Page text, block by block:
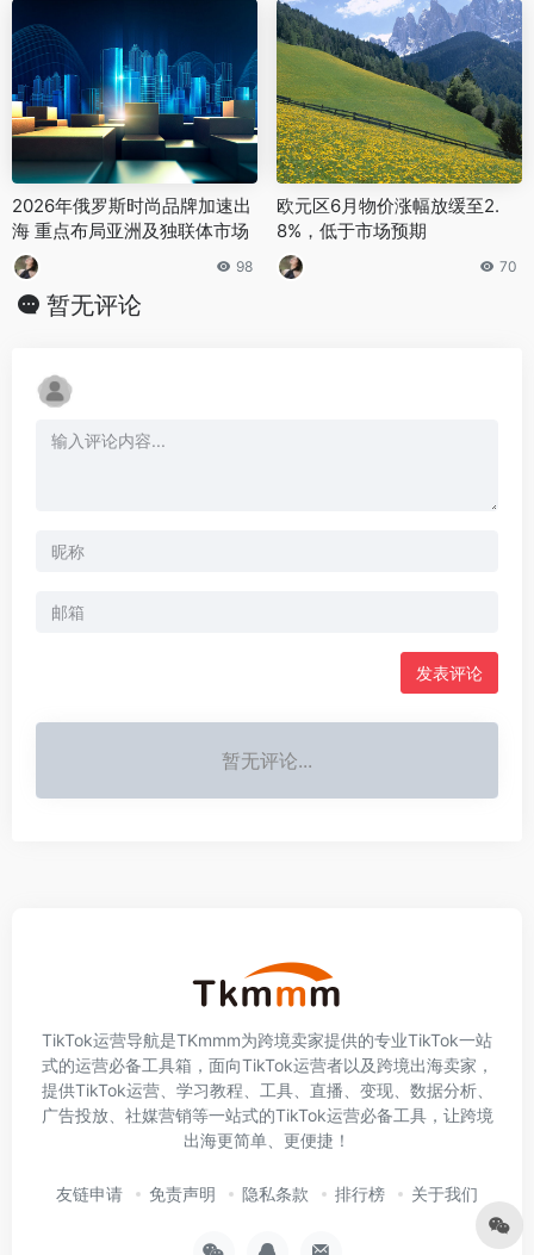
2026年俄罗斯时尚品牌加速出
海 重点布局亚洲及独联体市场
98
欧元区6月物价涨幅放缓至2.
8%，低于市场预期
70
暂无评论
发表评论
暂无评论...
TikTok运营导航是TKmmm为跨境卖家提供的专业TikTok一站
式的运营必备工具箱，面向TikTok运营者以及跨境出海卖家，
提供TikTok运营、学习教程、工具、直播、变现、数据分析、
广告投放、社媒营销等一站式的TikTok运营必备工具，让跨境
出海更简单、更便捷！
友链申请 免责声明 隐私条款 排行榜 关于我们